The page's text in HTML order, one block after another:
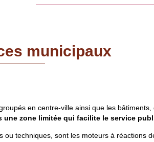
municipaux
en centre-ville ainsi que les
zone limitée qui facilite le service
techniques, sont les moteurs à réactions